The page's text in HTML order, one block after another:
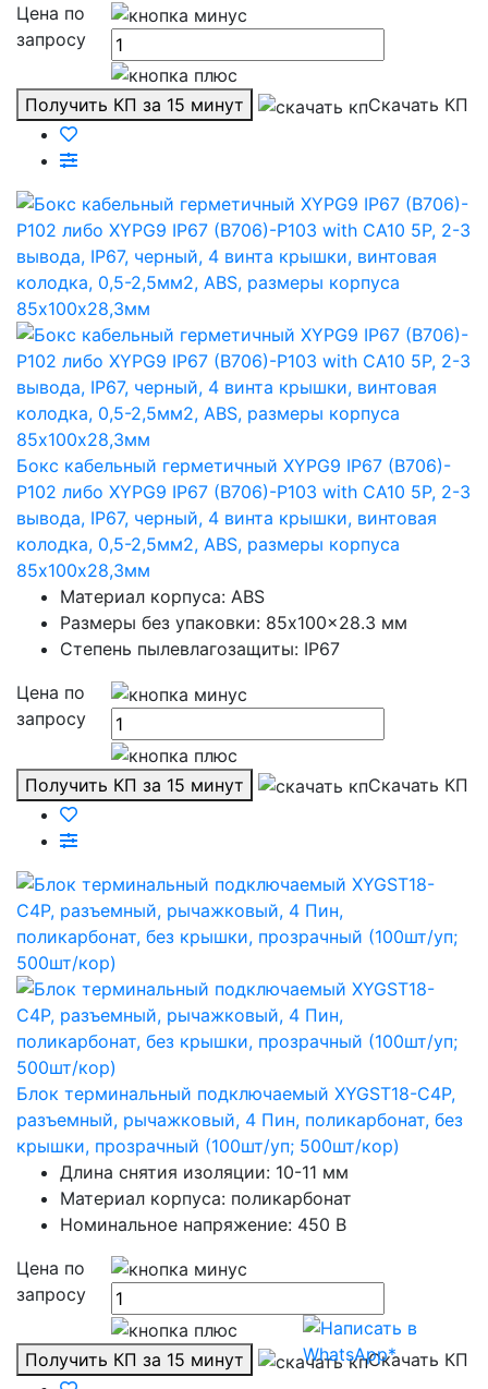
Цена по
запросу
Получить КП за 15 минут Скачать КП
Бокс кабельный герметичный XYPG9 IP67 (B706)-
P102 либо XYPG9 IP67 (B706)-P103 with CA10 5P, 2-3
вывода, IP67, черный, 4 винта крышки, винтовая
колодка, 0,5-2,5мм2, ABS, размеры корпуса
85х100х28,3мм
Материал корпуса: ABS
Размеры без упаковки: 85x100x28.3 мм
Степень пылевлагозащиты: IP67
Цена по
запросу
Получить КП за 15 минут Скачать КП
Блок терминальный подключаемый XYGST18-C4P,
разъемный, рычажковый, 4 Пин, поликарбонат, без
крышки, прозрачный (100шт/уп; 500шт/кор)
Длина снятия изоляции: 10-11 мм
Материал корпуса: поликарбонат
Номинальное напряжение: 450 В
Цена по
запросу
Получить КП за 15 минут Скачать КП